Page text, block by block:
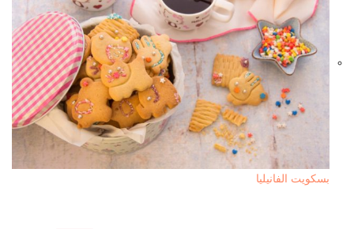
بسكويت الفانيليا